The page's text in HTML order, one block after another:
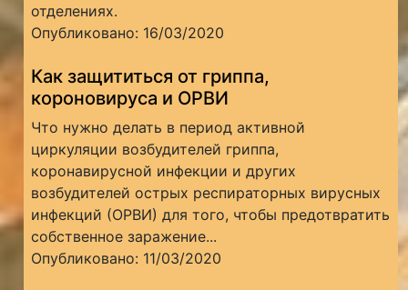
отделениях.
Опубликовано: 16/03/2020
Как защититься от гриппа,
короновируса и ОРВИ
Что нужно делать в период активной
циркуляции возбудителей гриппа,
коронавирусной инфекции и других
возбудителей острых респираторных вирусных
инфекций (ОРВИ) для того, чтобы предотвратить
собственное заражение...
Опубликовано: 11/03/2020